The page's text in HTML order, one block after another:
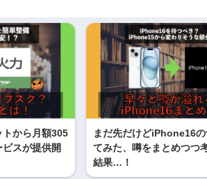
トから月額305
スが提供開
まだ先だけどiPhone16
てみた、噂をまとめつつ
結果…！